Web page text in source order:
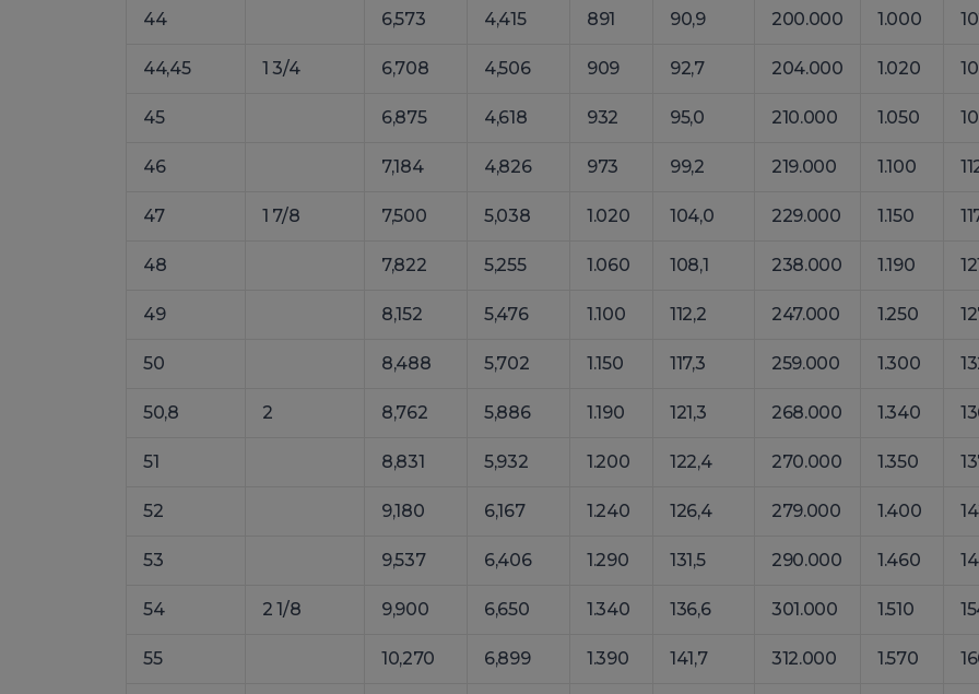
44 6,573 4,415 891 90,9 200.000 1.000
44,45 1 3/4 6,708 4,506 909 92,7 204.000 1.020
45 6,875 4,618 932 95,0 210.000 1.050
46 7,184 4,826 973 99,2 219.000 1.100
47 1 7/8 7,500 5,038 1.020 104,0 229.000 1.150
48 7,822 5,255 1.060 108,1 238.000 1.190
49 8,152 5,476 1.100 112,2 247.000 1.250
50 8,488 5,702 1.150 117,3 259.000 1.300
50,8 2 8,762 5,886 1.190 121,3 268.000 1.340
51 8,831 5,932 1.200 122,4 270.000 1.350
52 9,180 6,167 1.240 126,4 279.000 1.400
53 9,537 6,406 1.290 131,5 290.000 1.460
54 2 1/8 9,900 6,650 1.340 136,6 301.000 1.510
55 10,270 6,899 1.390 141,7 312.000 1.570